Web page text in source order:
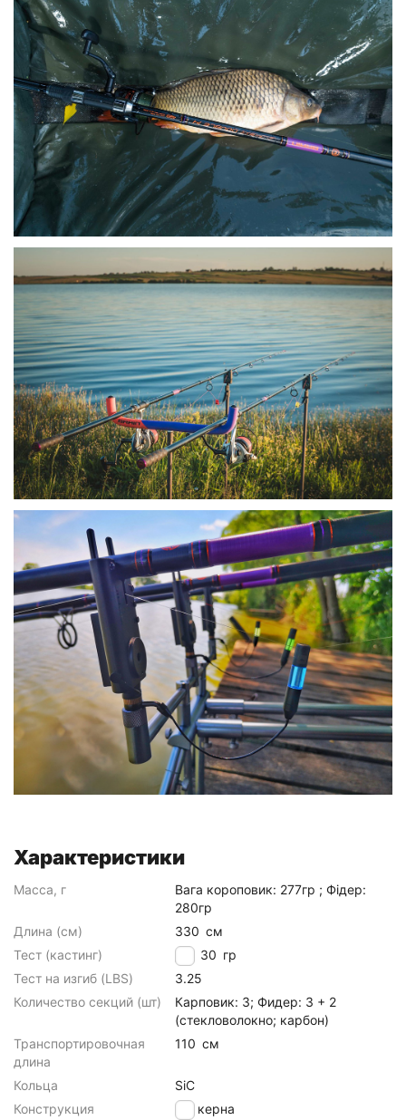
Характеристики
Масса, г
Вага короповик: 277гр ; Фідер:
280гр
Длина (см)
330 см
Тест (кастинг)
до 130 гр
Тест на изгиб (LBS)
3.25
Количество секций (шт)
Карповик: 3; Фидер: 3 + 2
(стекловолокно; карбон)
Транспортировочная
длина
110 см
Кольца
SiC
Конструкция
штекерна